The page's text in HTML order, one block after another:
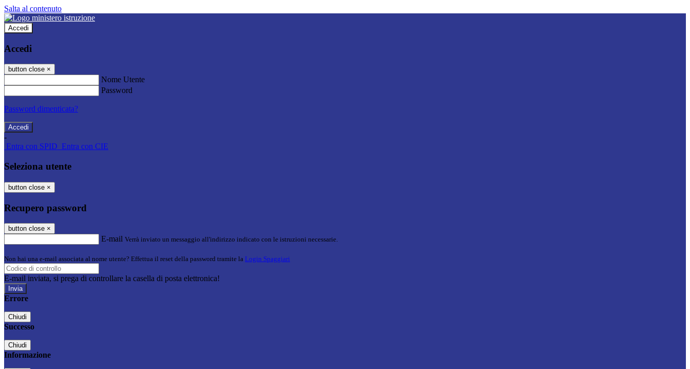
Salta al contenuto
Accedi
Accedi
button close ×
Nome Utente
Password
Password dimenticata?
-
Entra con SPID Entra con CIE
Seleziona utente
button close ×
Recupero password
button close ×
E-mail Verrà inviato un messaggio all'indirizzo indicato con le istruzioni necessarie.
Non hai una e-mail associata al nome utente? Effettua il reset della password tramite la Login Spaggiari
E-mail inviata, si prega di controllare la casella di posta elettronica!
Errore
Chiudi
Successo
Chiudi
Informazione